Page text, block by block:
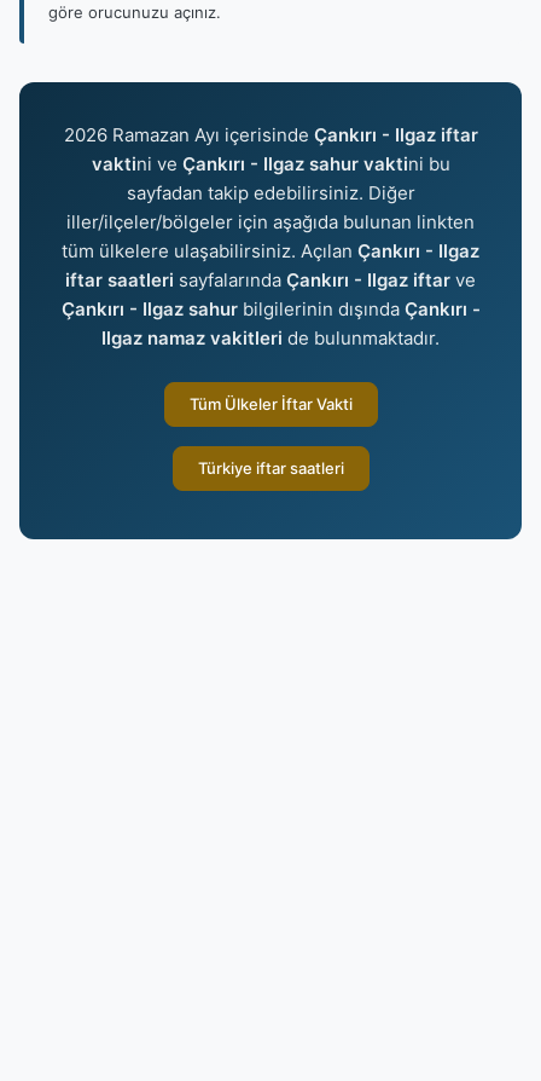
göre orucunuzu açınız.
2026 Ramazan Ayı içerisinde Çankırı - Ilgaz iftar
vaktini ve Çankırı - Ilgaz sahur vaktini bu
sayfadan takip edebilirsiniz. Diğer
iller/ilçeler/bölgeler için aşağıda bulunan linkten
tüm ülkelere ulaşabilirsiniz. Açılan Çankırı - Ilgaz
iftar saatleri sayfalarında Çankırı - Ilgaz iftar ve
Çankırı - Ilgaz sahurbilgilerinin dışında Çankırı -
Ilgaz namaz vakitleri de bulunmaktadır.
Tüm Ülkeler İftar Vakti
Türkiye iftar saatleri